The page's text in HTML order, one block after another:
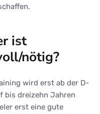
ist
nötig?
wird erst ab der D-
bis dreizehn Jahren
erst eine gute